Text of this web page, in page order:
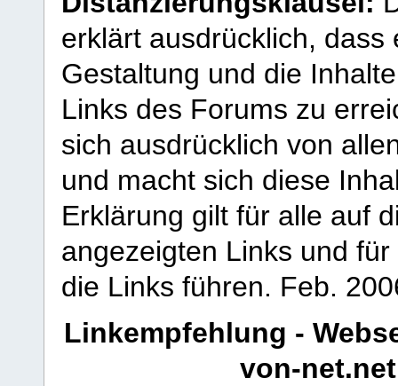
erklärt ausdrücklich,
Gestaltung und die
Links des Forums zu
sich ausdrücklich von
und macht sich diese
Erklärung gilt für alle auf
angezeigten Links und
die Links führen. Feb.
Linkempfehlung -
von-net.net